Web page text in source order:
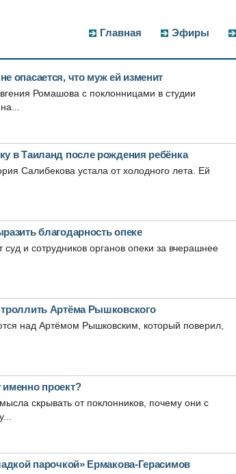
Главная Эфиры
опасается, что муж ей изменит
Ромашова с поклонницами в студии
в Таиланд после рождения ребёнка
Салибекова устала от холодного лета. Ей
благодарность опеке
и сотрудников органов опеки за вчерашнее
Артёма Рышковского
над Артёмом Рышковским, который поверил,
проект?
скрывать от поклонников, почему они с
парочкой» Ермакова-Герасимов